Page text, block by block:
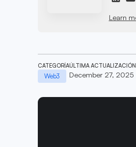
Learn
CATEGORÍA
Web3
ÚLTIMA ACTUALIZACIÓN
December 27, 2025